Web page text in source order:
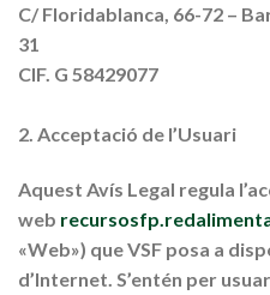
C/ Floridablanca, 66-72 –
31
CIF. G 58429077
2. Acceptació de l’Usuari
Aquest Avís Legal regula
web
«Web») que VSF posa a
d’Internet. S’entén per